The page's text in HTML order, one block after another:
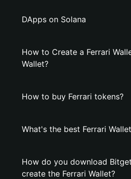
DApps on Solana
How to Create a Ferrari
Wallet?
How to buy Ferrari tokens?
What's the best Ferrari
How do you download
create the Ferrari Wallet?